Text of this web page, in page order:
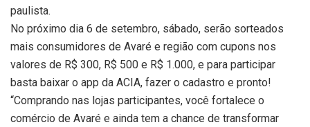
paulista.
No próximo dia 6 de setembro, sábado, serão sorteados
mais consumidores de Avaré e região com cupons nos
valores de R$ 300, R$ 500 e R$ 1.000, e para participar
basta baixar o app da ACIA, fazer o cadastro e pronto!
“Comprando nas lojas participantes, você fortalece o
comércio de Avaré e ainda tem a chance de transformar